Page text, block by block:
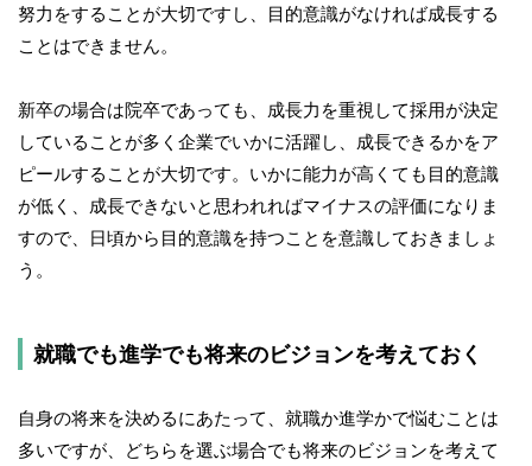
努力をすることが大切ですし、目的意識がなければ成長する
ことはできません。
新卒の場合は院卒であっても、成長力を重視して採用が決定
していることが多く企業でいかに活躍し、成長できるかをア
ピールすることが大切です。いかに能力が高くても目的意識
が低く、成長できないと思われればマイナスの評価になりま
すので、日頃から目的意識を持つことを意識しておきましょ
う。
就職でも進学でも将来のビジョンを考えておく
自身の将来を決めるにあたって、就職か進学かで悩むことは
多いですが、どちらを選ぶ場合でも将来のビジョンを考えて